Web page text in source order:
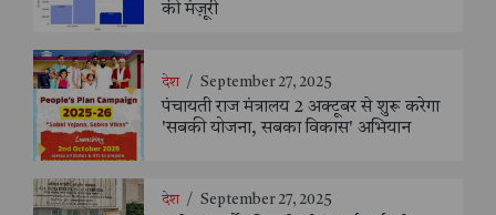
की मंज़ूरी
देश / September 27, 2025
पंचायती राज मंत्रालय 2 अक्टूबर से शुरू करेगा
'सबकी योजना, सबका विकास' अभियान
देश / September 27, 2025